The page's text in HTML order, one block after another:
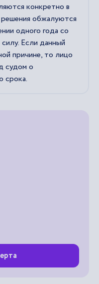
конкретно в
обжалуются
одного года со
Если данный
причине, то лицо
судом о
срока.